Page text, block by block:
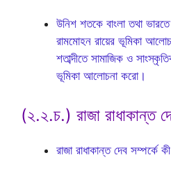
উনিশ শতকে বাংলা তথা
রামমোহন রায়ের ভূমিকা
শতাব্দীতে সামাজিক ও
ভূমিকা আলোচনা করো।
(২.২.চ.) রাজা রাধাকান্ত
রাজা রাধাকান্ত দেব সম্পর্কে